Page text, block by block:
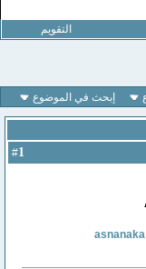
التقويم
إبحث في الموضوع